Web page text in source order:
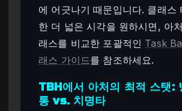
에 어긋나기 때문입니다. 클래스
한 더 넓은 시각을 원하시면, 아
래스를 비교한 포괄적인 Task
래스 가이드를 참조하세요.
TBH에서 아처의 최적 스탯:
통 vs. 치명타